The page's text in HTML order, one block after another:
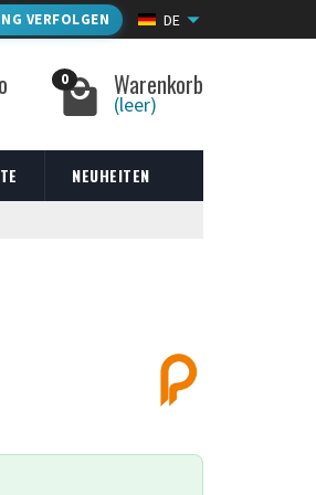
VERFOLGEN DE
0 Warenkorb
(leer)
NEUHEITEN